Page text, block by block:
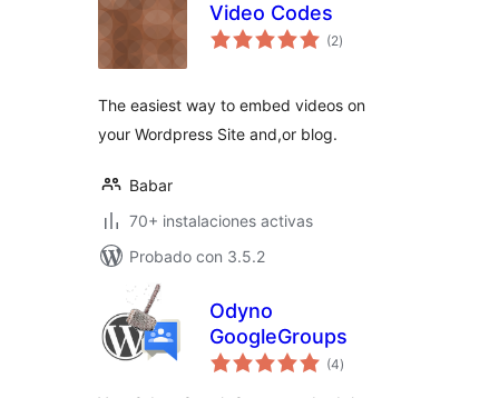
Video Codes
(2valoraciones
en
)
The easiest way to embed videos on
your Wordpress Site and,or blog.
Babar
70+ instalaciones activas
Probado con 3.5.2
Odyno
GoogleGroups
(4valoraciones
en
)